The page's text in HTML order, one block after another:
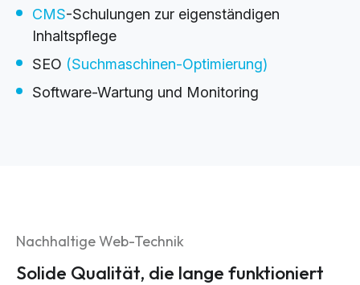
CMS-Schulungen zur eigenständigen
Inhaltspflege
SEO (Suchmaschinen-Optimierung)
Software-Wartung und Monitoring
Nachhaltige Web-Technik
Solide Qualität, die lange funktioniert